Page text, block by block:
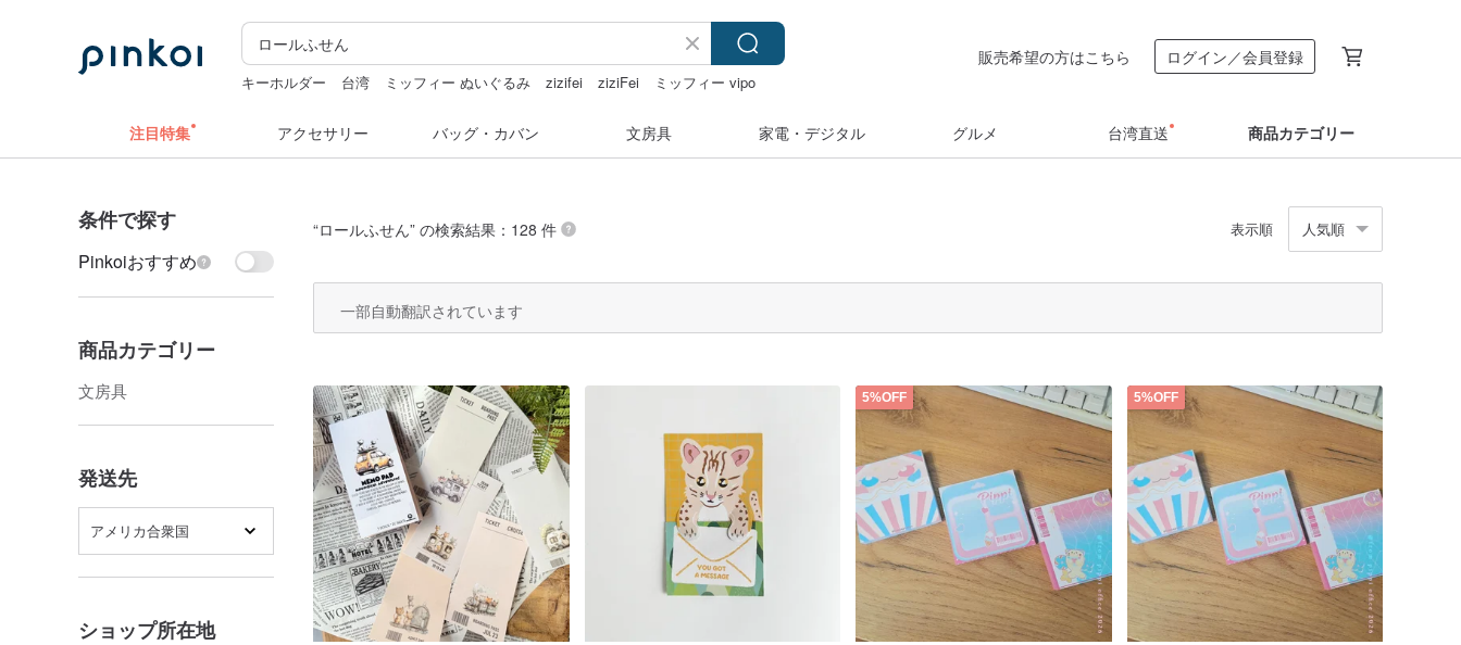
キーホルダー 台湾 ミッフィー ぬいぐるみ zizifei ziziFei
ミッフィー vipo
販売希望の方はこちら ログイン／会員登録
注目特集 アクセサリー バッグ・カバン 文房具 家電・デジタル グルメ 台湾直送 商品カテゴリー
条件で探す
Pinkoiおすすめ
商品カテゴリー
文房具
発送先
アメリカ合衆国
ショップ所在地
“ロールふせん” の検索結果：128 件 表示順 人気順
一部自動翻訳されています
5%OFF 5%OFF